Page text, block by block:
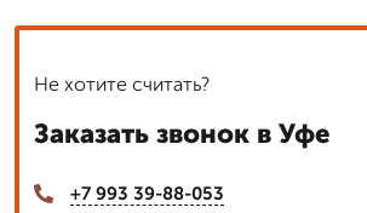
Не хотите считать?
Заказать звонок в Уфе
+7 993 39-88-053